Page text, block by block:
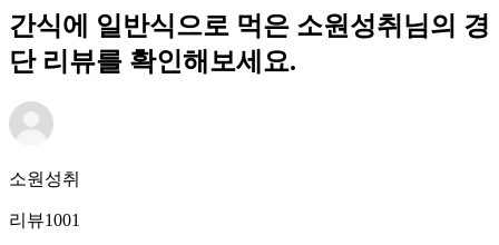
간식에 일반식으로 먹은 소원성취님의 경
단 리뷰를 확인해보세요.
소원성취
리뷰1001